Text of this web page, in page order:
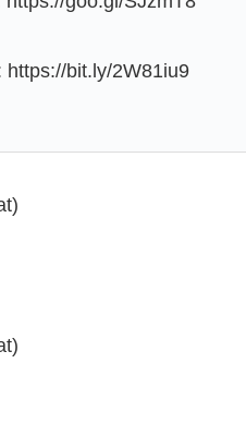
https://bit.ly/2W81iu9